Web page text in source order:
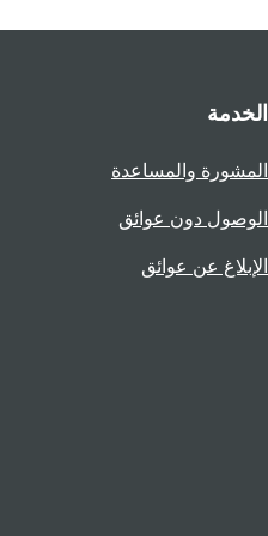
الخدمة
المشورة والمساعدة
الوصول دون عوائق
الإبلاغ عن عوائق